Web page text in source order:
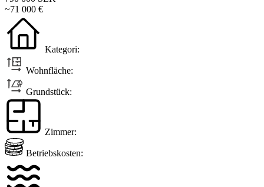
~71 000 €
Kategori:
Wohnfläche:
Grundstück:
Zimmer:
Betriebskosten: